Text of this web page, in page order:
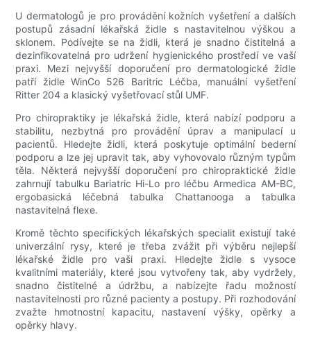
U dermatologů je pro provádění kožních vyšetření a dalších
postupů zásadní lékařská židle s nastavitelnou výškou a
sklonem. Podívejte se na židli, která je snadno čistitelná a
dezinfikovatelná pro udržení hygienického prostředí ve vaší
praxi. Mezi nejvyšší doporučení pro dermatologické židle
patří židle WinCo 526 Baritric Léčba, manuální vyšetření
Ritter 204 a klasický vyšetřovací stůl UMF.
Pro chiropraktiky je lékařská židle, která nabízí podporu a
stabilitu, nezbytná pro provádění úprav a manipulací u
pacientů. Hledejte židli, která poskytuje optimální bederní
podporu a lze jej upravit tak, aby vyhovovalo různým typům
těla. Některá nejvyšší doporučení pro chiropraktické židle
zahrnují tabulku Bariatric Hi-Lo pro léčbu Armedica AM-BC,
ergobasická léčebná tabulka Chattanooga a tabulka
nastavitelná flexe.
Kromě těchto specifických lékařských specialit existují také
univerzální rysy, které je třeba zvážit při výběru nejlepší
lékařské židle pro vaši praxi. Hledejte židle s vysoce
kvalitními materiály, které jsou vytvořeny tak, aby vydržely,
snadno čistitelné a údržbu, a nabízejte řadu možností
nastavitelnosti pro různé pacienty a postupy. Při rozhodování
zvažte hmotnostní kapacitu, nastavení výšky, opěrky a
opěrky hlavy.